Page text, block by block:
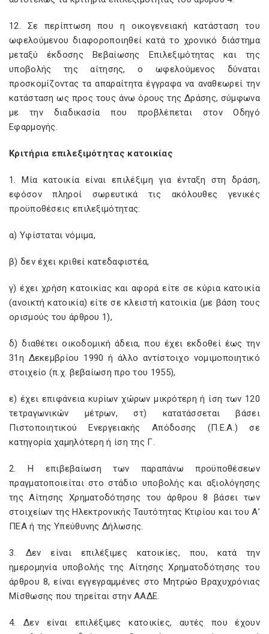
12. Σε περίπτωση που η οικογενειακή κατάσταση του
ωφελούμενου διαφοροποιηθεί κατά το χρονικό διάστημα
μεταξύ έκδοσης Βεβαίωσης Επιλεξιμότητας και της
υποβολής της αίτησης, ο ωφελούμενος δύναται
προσκομίζοντας τα απαραίτητα έγγραφα να αναθεωρεί την
κατάσταση ως προς τους άνω όρους της Δράσης, σύμφωνα
με την διαδικασία που προβλέπεται στον Οδηγό
Εφαρμογής.
Κριτήρια επιλεξιμότητας κατοικίας
1. Μία κατοικία είναι επιλέξιμη για ένταξη στη δράση,
εφόσον πληροί σωρευτικά τις ακόλουθες γενικές
προϋποθέσεις επιλεξιμότητας:
α) Υφίσταται νόμιμα,
β) δεν έχει κριθεί κατεδαφιστέα,
γ) έχει χρήση κατοικίας και αφορά είτε σε κύρια κατοικία
(ανοικτή κατοικία) είτε σε κλειστή κατοικία (με βάση τους
ορισμούς του άρθρου 1),
δ) διαθέτει οικοδομική άδεια, που έχει εκδοθεί έως την
31η Δεκεμβρίου 1990 ή άλλο αντίστοιχο νομιμοποιητικό
στοιχείο (π.χ. βεβαίωση προ του 1955),
ε) έχει επιφάνεια κυρίων χώρων μικρότερη ή ίση των 120
τετραγωνικών μέτρων, στ) κατατάσσεται βάσει
Πιστοποιητικού Ενεργειακής Απόδοσης (Π.Ε.Α.) σε
κατηγορία χαμηλότερη ή ίση της Γ.
2. Η επιβεβαίωση των παραπάνω προϋποθέσεων
πραγματοποιείται στο στάδιο υποβολής και αξιολόγησης
της Αίτησης Χρηματοδότησης του άρθρου 8 βάσει των
στοιχείων της Ηλεκτρονικής Ταυτότητας Κτιρίου και του Α’
ΠΕΑ ή της Υπεύθυνης Δήλωσης.
3. Δεν είναι επιλέξιμες κατοικίες, που, κατά την
ημερομηνία υποβολής της Αίτησης Χρηματοδότησης του
άρθρου 8, είναι εγγεγραμμένες στο Μητρώο Βραχυχρόνιας
Μίσθωσης που τηρείται στην ΑΑΔΕ.
4. Δεν είναι επιλέξιμες κατοικίες, αυτές που έχουν